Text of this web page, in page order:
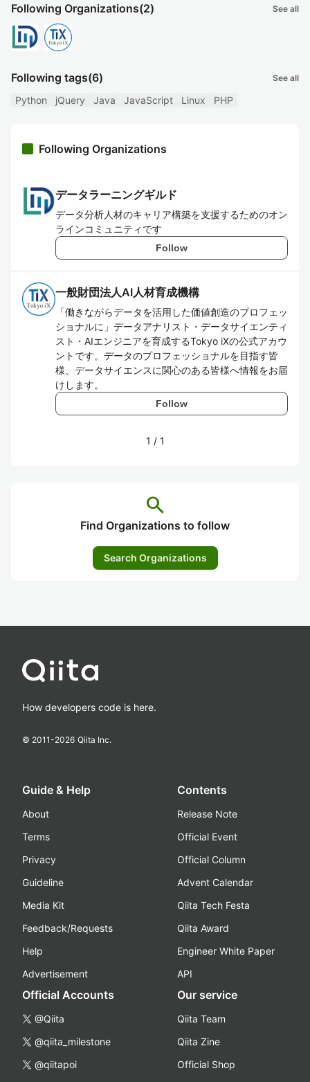
Following Organizations(2) See all
Following tags(6) See all
Python jQuery Java JavaScript Linux PHP
Following Organizations
データラーニングギルド
データ分析人材のキャリア構築を支援するためのオン
ラインコミュニティです
Follow
一般財団法人AI人材育成機構
「働きながらデータを活用した価値創造のプロフェッ
ショナルに」データアナリスト・データサイエンティ
スト・AIエンジニアを育成するTokyo iXの公式アカウ
ントです。データのプロフェッショナルを目指す皆
様、データサイエンスに関心のある皆様へ情報をお届
けします。
Follow
1 / 1
search
Find Organizations to follow
Search Organizations
How developers code is here.
© 2011-2026 Qiita Inc.
Guide & Help
About
Terms
Privacy
Guideline
Media Kit
Feedback/Requests
Help
Advertisement
Contents
Release Note
Official Event
Official Column
Advent Calendar
Qiita Tech Festa
Qiita Award
Engineer White Paper
API
Official Accounts
@Qiita
@qiita_milestone
@qiitapoi
Our service
Qiita Team
Qiita Zine
Official Shop